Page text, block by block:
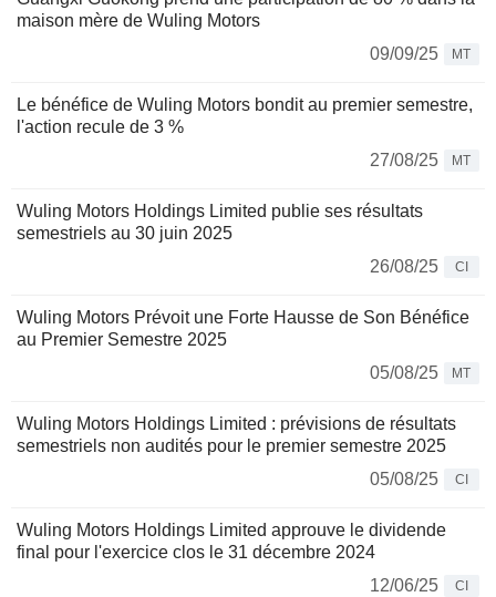
maison mère de Wuling Motors
09/09/25
MT
Le bénéfice de Wuling Motors bondit au premier semestre,
l'action recule de 3 %
27/08/25
MT
Wuling Motors Holdings Limited publie ses résultats
semestriels au 30 juin 2025
26/08/25
CI
Wuling Motors Prévoit une Forte Hausse de Son Bénéfice
au Premier Semestre 2025
05/08/25
MT
Wuling Motors Holdings Limited : prévisions de résultats
semestriels non audités pour le premier semestre 2025
05/08/25
CI
Wuling Motors Holdings Limited approuve le dividende
final pour l'exercice clos le 31 décembre 2024
12/06/25
CI